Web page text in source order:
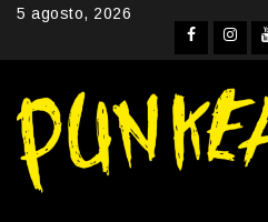
Skip5 agosto, 2026